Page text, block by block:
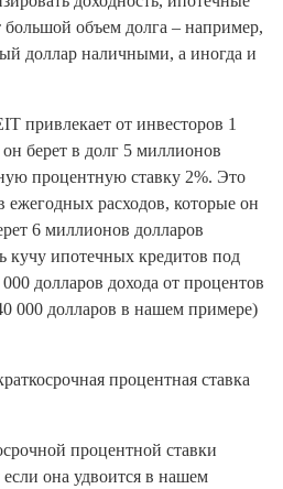
объем долга – например,
доллар наличными, а иногда и
привлекает от инвесторов 1
берет в долг 5 миллионов
процентную ставку 2%. Это
ежегодных расходов, которые он
6 миллионов долларов
ипотечных кредитов под
долларов дохода от процентов
000 долларов в нашем примере)
процентная ставка
процентной ставки
она удвоится в нашем